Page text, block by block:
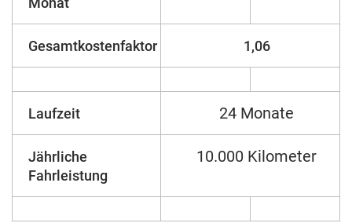
Gesamtkostenfaktor 1,06
Laufzeit 24 Monate
Jährliche
Fahrleistung
10.000 Kilometer